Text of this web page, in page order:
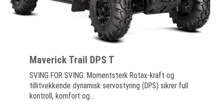
Maverick Trail DPS T
SVING FOR SVING. Momentsterk Rotax-kraft og
tillitvekkende dynamisk servostyring (DPS) sikrer full
kontroll, komfort og...